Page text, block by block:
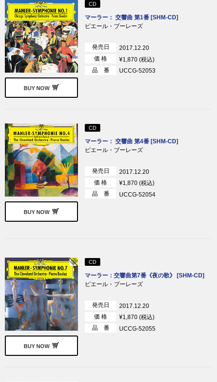
BUY NOW
CD
マーラー： 交響曲 第1番 [SHM-CD]
ピエール・ブーレーズ
発売日
2017.12.20
価 格
¥1,870 (税込)
品 番
UCCG-52053
BUY NOW
CD
マーラー： 交響曲 第4番 [SHM-CD]
ピエール・ブーレーズ
発売日
2017.12.20
価 格
¥1,870 (税込)
品 番
UCCG-52054
BUY NOW
CD
マーラー：交響曲第7番《夜の歌》 [SHM-CD]
ピエール・ブーレーズ
発売日
2017.12.20
価 格
¥1,870 (税込)
品 番
UCCG-52055